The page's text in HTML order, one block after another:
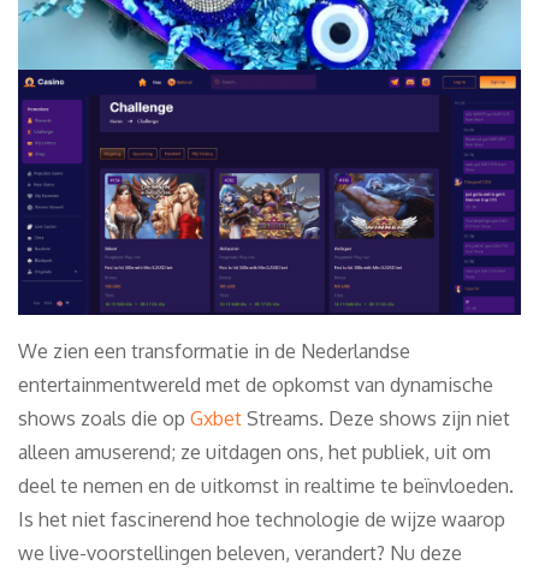
We zien een transformatie in de Nederlandse
entertainmentwereld met de opkomst van dynamische
shows zoals die op Gxbet Streams. Deze shows zijn niet
alleen amuserend; ze uitdagen ons, het publiek, uit om
deel te nemen en de uitkomst in realtime te beïnvloeden.
Is het niet fascinerend hoe technologie de wijze waarop
we live-voorstellingen beleven, verandert? Nu deze